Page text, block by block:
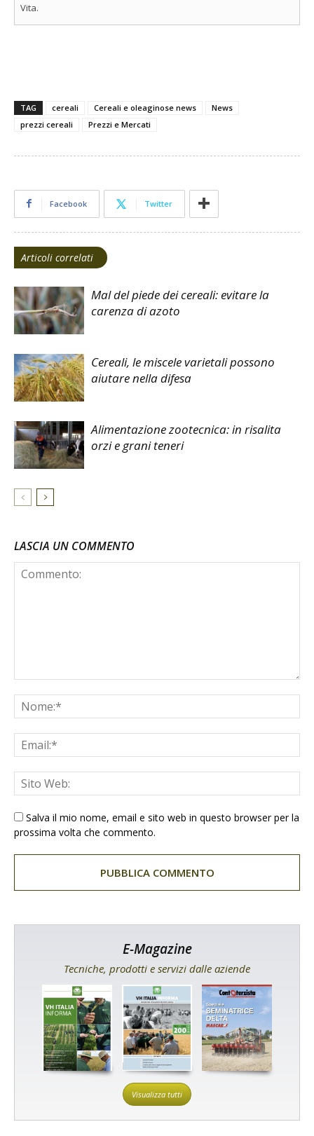
Vita.
TAG cereali Cereali e oleaginose news
News
prezzi cereali
Prezzi e Mercati
Facebook Twitter
Articoli correlati
Mal del piede dei cereali: evitare la
carenza di azoto
Cereali, le miscele varietali possono
aiutare nella difesa
Alimentazione zootecnica: in risalita
orzi e grani teneri
LASCIA UN COMMENTO
Salva il mio nome, email e sito web in questo browser per la
prossima volta che commento.
E-Magazine
Tecniche, prodotti e servizi dalle aziende
Visualizza tutti